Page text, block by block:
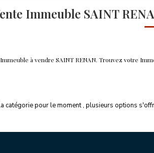
Immeuble SAINT
à vendre SAINT RENAN. Trouvez votre
catégorie pour le moment , plusieurs options